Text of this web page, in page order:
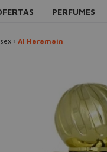
PERFUMES
› Al Haramain